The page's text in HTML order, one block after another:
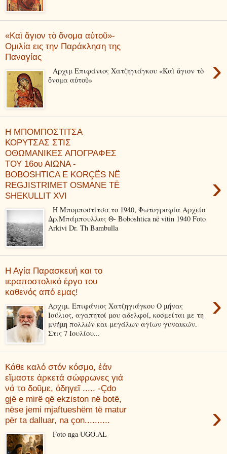
«Καὶ ἅγιον τὸ ὄνομα αὐτοῦ»-
Ομιλία εις την Παράκληση της
Παναγίας
›
Αρχιμ Επιφάνιος Χατζηγιάγκου «Καὶ ἅγιον τὸ
ὄνομα αὐτοῦ»
Η ΜΠΟΜΠΟΣΤΙΤΣΑ
ΚΟΡΥΤΣΑΣ ΣΤΙΣ
ΟΘΩΜΑΝΙΚΕΣ ΑΠΟΓΡΑΦΕΣ
ΤΟΥ 16ου ΑΙΩΝΑ -
BOBOSHTICA E KORÇËS NË
REGJISTRIMET OSMANE TË
SHEKULLIT XVI
›
Η Μπομποστίτσα το 1940, Φωτογραφία Αρχείο
Δρ.Μπάμπουλλας Θ- Boboshtica në vitin 1940 Foto
Arkivi Dr. Th Bambulla
Η Αγία Παρασκευή και το
ιεραποστολικό έργο του
καθενός από εμας!
›
Αρχιμ. Επιφάνιος Χατζηγιάγκου Ο μήνας
Ιούλιος, αγαπητοί μου αδελφοί, κοσμείται με τη
μνήμη πολλών και μεγάλων αγίων γυναικών.
Στις 7 Ιουλίου...
Κάθε καλό στόν κόσμο, ἐάν
εἴμαστε ἀρκετά σώφρωνες γιά
νά το δοῦμε, ὁδηγεῖ ..... -Çdo
gjë e mirë që ekziston në botë,
nëse jemi mjaftueshëm të matur
për ta dalluar, na çon..........
›
Foto nga UGO.AL